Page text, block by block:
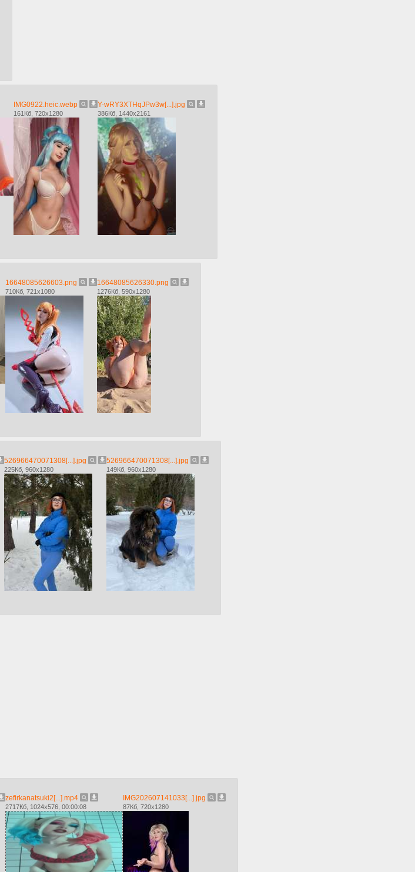
IMG0922.heic.webp
161Кб, 720x1280
Y-wRY3XTHqJPw3w[...].jpg
386Кб, 1440x2161
16648085626603.png
710Кб, 721x1080
16648085626330.png
1276Кб, 590x1280
526966470071308[...].jpg
225Кб, 960x1280
526966470071308[...].jpg
149Кб, 960x1280
zefirkanatsuki2[...].mp4
2717Кб, 1024x576, 00:00:08
IMG202607141033[...].jpg
87Кб, 720x1280